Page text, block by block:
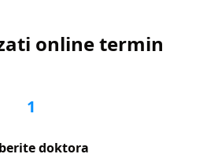
online termin
1
doktora